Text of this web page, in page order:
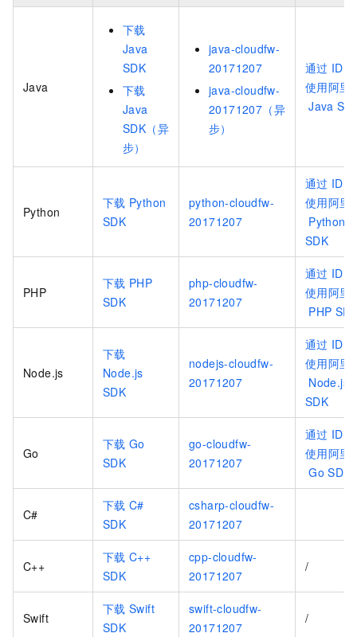
Java
下载
Java
SDK
下载
Java
SDK（异
步）
java-cloudfw-
20171207
java-cloudfw-
20171207（异
步）
通过 IDE
使用阿里
Java
Python
下载 Python
SDK
python-cloudfw-
20171207
通过 IDE
使用阿里
Python
SDK
PHP
下载 PHP
SDK
php-cloudfw-
20171207
通过 IDE
使用阿里
PHP
Node.js
下载
Node.js
SDK
nodejs-cloudfw-
20171207
通过 IDE
使用阿里
Node.js
SDK
Go
下载 Go
SDK
go-cloudfw-
20171207
通过 IDE
使用阿里
Go SDK
C#
下载 C#
SDK
csharp-cloudfw-
20171207
C++
下载 C++
SDK
cpp-cloudfw-
20171207
/
Swift
下载 Swift
SDK
swift-cloudfw-
20171207
/